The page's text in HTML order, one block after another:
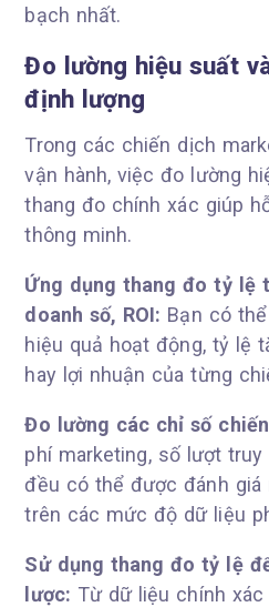
bạch nhất.
Đo lường hiệu suất
định lượng
Trong các chiến dịch
vận hành, việc đo lường
thang đo chính xác giúp
thông minh.
Ứng dụng thang đo tỷ lệ
doanh số, ROI: Bạn có
hiệu quả hoạt động, tỷ lệ
hay lợi nhuận của từng
Đo lường các chỉ số
phí marketing, số lượt
đều có thể được đánh
trên các mức độ dữ liệu
Sử dụng thang đo tỷ lệ
lược: Từ dữ liệu chính